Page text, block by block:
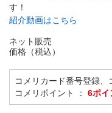
す！
紹介動画はこちら
ネット販売
価格（税込）
コメリカード番号登録
コメリポイント ： 6ポイ